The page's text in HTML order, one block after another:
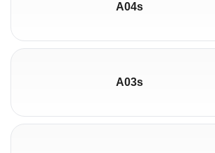
A04s
A03s